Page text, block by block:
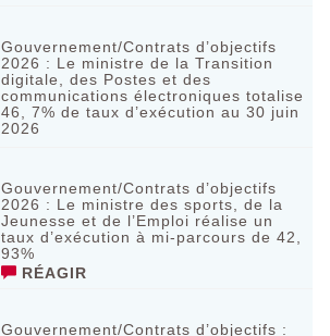
Gouvernement/Contrats d’objectifs
2026 : Le ministre de la Transition
digitale, des Postes et des
communications électroniques totalise
46, 7% de taux d’exécution au 30 juin
2026
Gouvernement/Contrats d’objectifs
2026 : Le ministre des sports, de la
Jeunesse et de l’Emploi réalise un
taux d’exécution à mi-parcours de 42,
93%
RÉAGIR
Gouvernement/Contrats d’objectifs :